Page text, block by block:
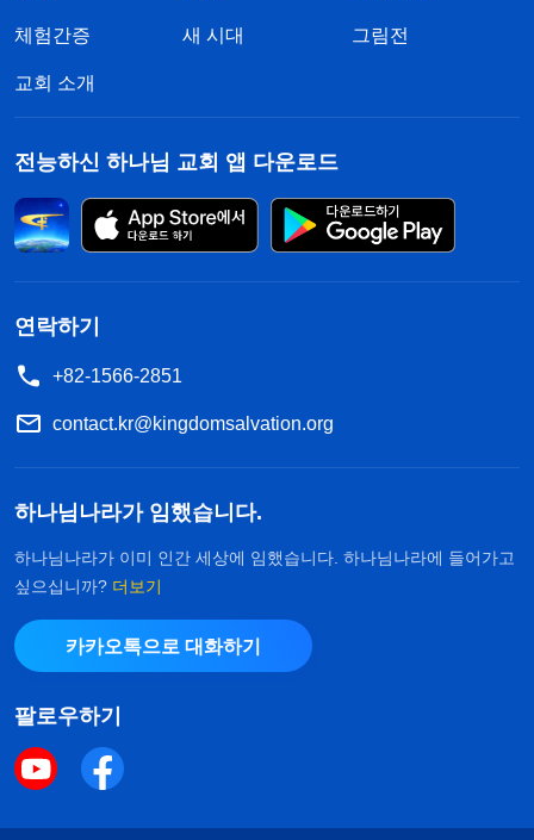
체험간증 새 시대 그림전
교회 소개
전능하신 하나님 교회 앱 다운로드
연락하기
+82-1566-2851
contact.kr@kingdomsalvation.org
하나님나라가 임했습니다.
하나님나라가 이미 인간 세상에 임했습니다. 하나님나라에 들어가고
싶으십니까? 더보기
카카오톡으로 대화하기
팔로우하기